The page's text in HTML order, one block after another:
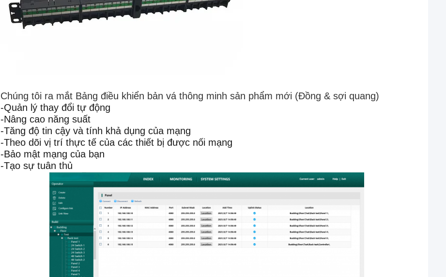
Chúng tôi ra mắt Bảng điều khiển bản vá thông minh sản phẩm mới (Đồng & sợi quang)
-Quản lý thay đổi tự động
-Nâng cao năng suất
-Tăng độ tin cậy và tính khả dụng của mạng
-Theo dõi vị trí thực tế của các thiết bị được nối mạng
-Bảo mật mạng của bạn
-Tạo sự tuân thủ